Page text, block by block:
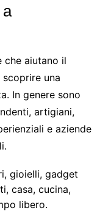
che aiutano il
una
In genere sono
artigiani,
e aziende
gioielli, gadget
casa, cucina,
libero.